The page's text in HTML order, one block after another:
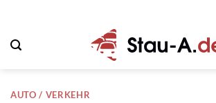
springen
AUTO / VERKEHR